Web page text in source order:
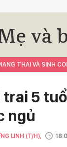
và
THAI VÀ SINH
trai 5
ngủ
LINH (T/H),